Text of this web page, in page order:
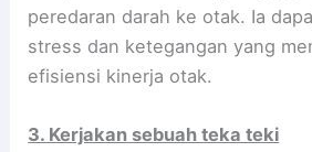
peredaran darah ke otak. Ia
stress dan ketegangan yang
efisiensi kinerja otak.
3. Kerjakan sebuah teka teki